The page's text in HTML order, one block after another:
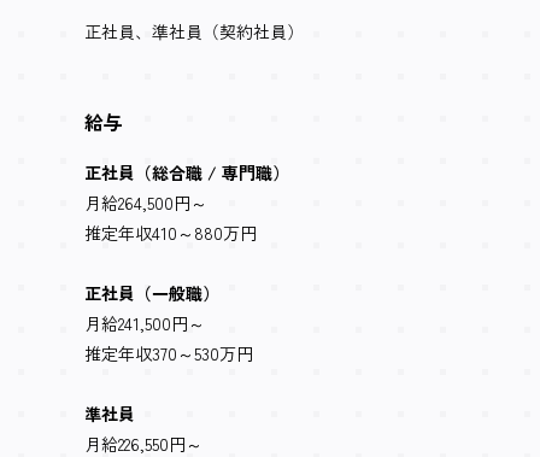
正社員、準社員（契約社員）
給与
正社員（総合職 / 専門職）
月給264,500円～
推定年収410～880万円
正社員（一般職）
月給241,500円～
推定年収370～530万円
準社員
月給226,550円～